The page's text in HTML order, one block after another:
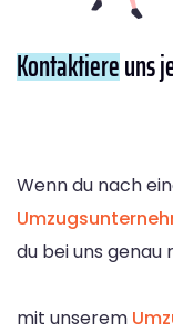
Kontaktiereuns
Wenn du nach
du bei uns genau
mit unserem